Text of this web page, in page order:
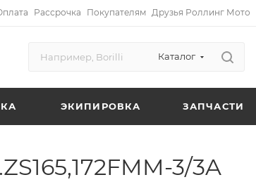
Рассрочка Покупателям Друзья Роллинг Мото
Каталог
ЭКИПИРОВКА ЗАПЧАСТИ
3/3A